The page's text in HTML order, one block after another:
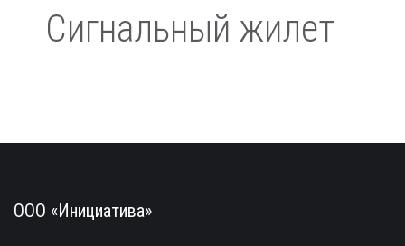
Сигнальный жилет
ООО «Инициатива»